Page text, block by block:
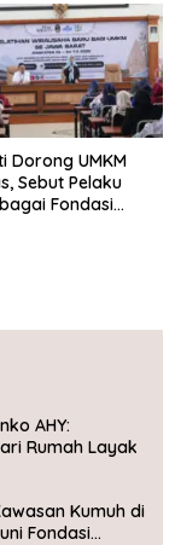
Dorong UMKM
Sebut Pelaku
Fondasi
AHY:
Rumah Layak
Kumuh di
Fondasi